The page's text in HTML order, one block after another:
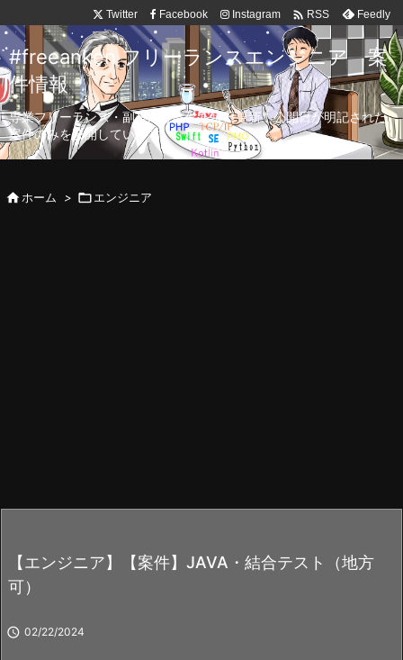
Twitter Facebook Instagram  RSS Feedly
#freeanken フリーランスエンジニア 案
件情報
専業フリーランス・副業向け案件を毎日更新！公開日が明記された
案件のみを公開しています。
ホーム > エンジニア
【エンジニア】【案件】JAVA・結合テスト（地方
可）
 02/22/2024